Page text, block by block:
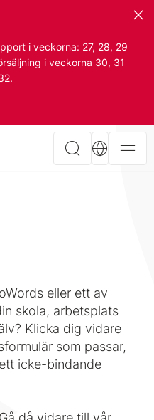
i veckorna: 27, 28, 29
i veckorna 30, 31
eller ett av
skola, arbetsplats
Klicka dig vidare
som passar,
icke-bindande